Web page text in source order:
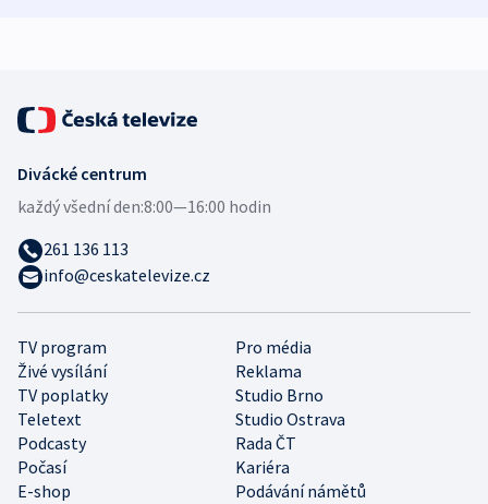
TV program
Pro média
Živé vysílání
Reklama
TV poplatky
Studio Brno
Teletext
Studio Ostrava
Podcasty
Rada ČT
Počasí
Kariéra
E-shop
Podávání námětů
Divácké centrum
každý všední den:8:00—16:00 hodin
261 136 113
info@ceskatelevize.cz